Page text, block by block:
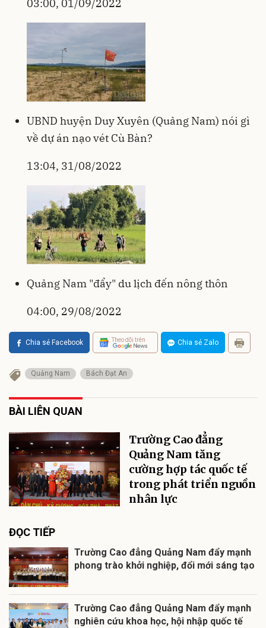
03:00, 01/09/2022
UBND huyện Duy Xuyên (Quảng Nam) nói gì
về dự án nạo vét Cù Bàn?
13:04, 31/08/2022
Quảng Nam "đẩy" du lịch đến nông thôn
04:00, 29/08/2022
Chia sẻ Facebook Theo dõi trên Chia sẻ Zalo
Quảng Nam Bách Đạt An
BÀI LIÊN QUAN
Trường Cao đẳng
Quảng Nam tăng
cường hợp tác quốc tế
trong phát triển nguồn
nhân lực
ĐỌC TIẾP
Trường Cao đẳng Quảng Nam đẩy mạnh
phong trào khởi nghiệp, đổi mới sáng tạo
Trường Cao đẳng Quảng Nam đẩy mạnh
nghiên cứu khoa học, hội nhập quốc tế